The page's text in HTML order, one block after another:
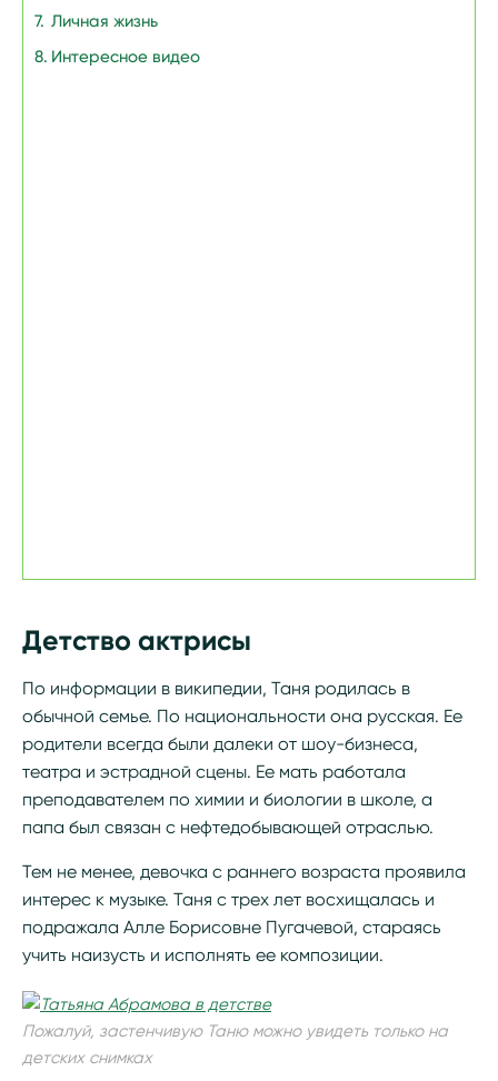
Личная жизнь
Интересное видео
Детство актрисы
По информации в википедии, Таня родилась в
обычной семье. По национальности она русская. Ее
родители всегда были далеки от шоу-бизнеса,
театра и эстрадной сцены. Ее мать работала
преподавателем по химии и биологии в школе, а
папа был связан с нефтедобывающей отраслью.
Тем не менее, девочка с раннего возраста проявила
интерес к музыке. Таня с трех лет восхищалась и
подражала Алле Борисовне Пугачевой, стараясь
учить наизусть и исполнять ее композиции.
Пожалуй, застенчивую Таню можно увидеть только на
детских снимках